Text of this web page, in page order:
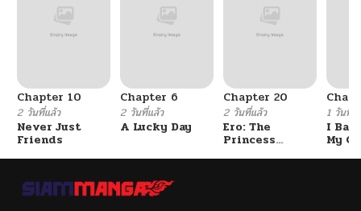
Chapter 10
2 วันที่แล้ว
Never Just
Friends
Chapter 6
2 วันที่แล้ว
A Lucky Day
Chapter 20
2 วันที่แล้ว
Ero: The
Princess
1 วันที่แ
I
My